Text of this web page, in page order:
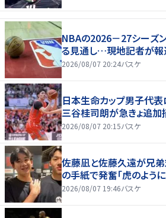
NBAの2026－27シーズ
る見通し…現地記者が報
2026/08/07 20:24バスケ
日本生命カップ男子代
三谷桂司朗が急きょ追加
2026/08/07 20:15バスケ
佐藤凪と佐藤久遠が兄
の手紙で発奮「虎のよう
2026/08/07 19:46バスケ